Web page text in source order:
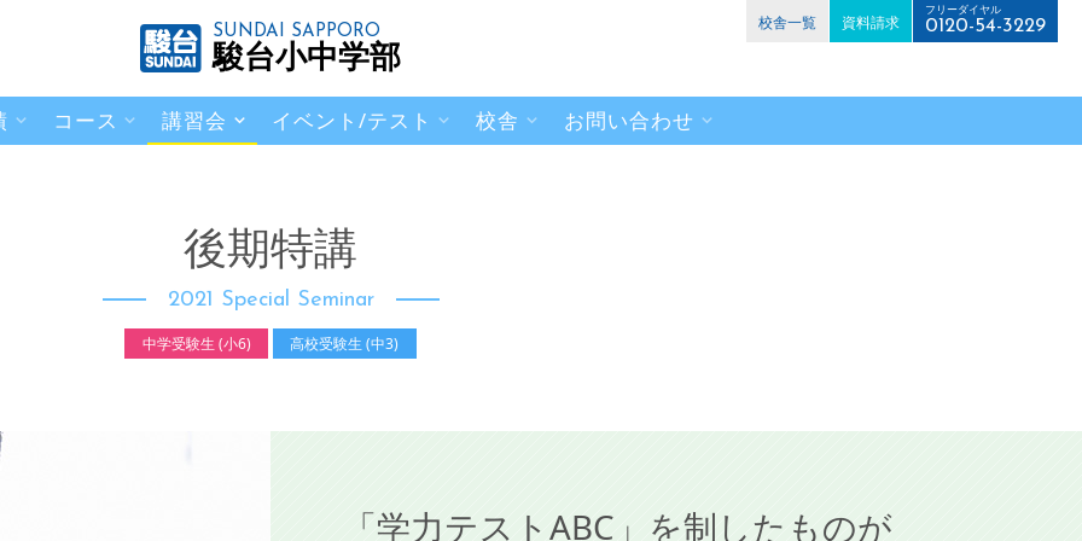
後期特講
2021 Special Seminar
中学受験生 (小6) 高校受験生 (中3)
「学力テストABC」を制したものが
SUNDAI SAPPORO
駿台小中学部
校舎一覧 資料請求
フリーダイヤル
0120-54-3229
コース 講習会 イベント/テスト 校舎 お問い合わせ